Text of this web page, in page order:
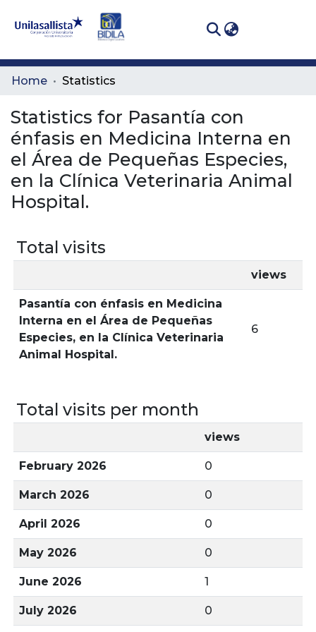
Communities
All of DSpace
Home Statistics
Statistics for Pasantía con
énfasis en Medicina Interna en
el Área de Pequeñas Especies,
en la Clínica Veterinaria Animal
Hospital.
Total visits
views
Pasantía con énfasis en Medicina
Interna en el Área de Pequeñas
Especies, en la Clínica Veterinaria
Animal Hospital.
6
Total visits per month
views
February 2026 0
March 2026 0
April 2026 0
May 2026 0
June 2026 1
July 2026 0